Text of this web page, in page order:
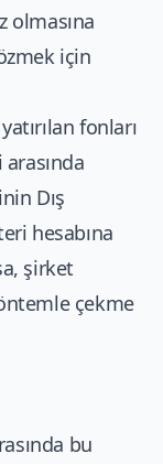
olmasına
için
fonları
Dış
hesabına
şirket
çekme
bu